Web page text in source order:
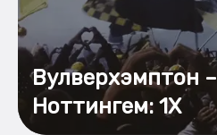
Вулверхэмптон –
Ноттингем: 1Х